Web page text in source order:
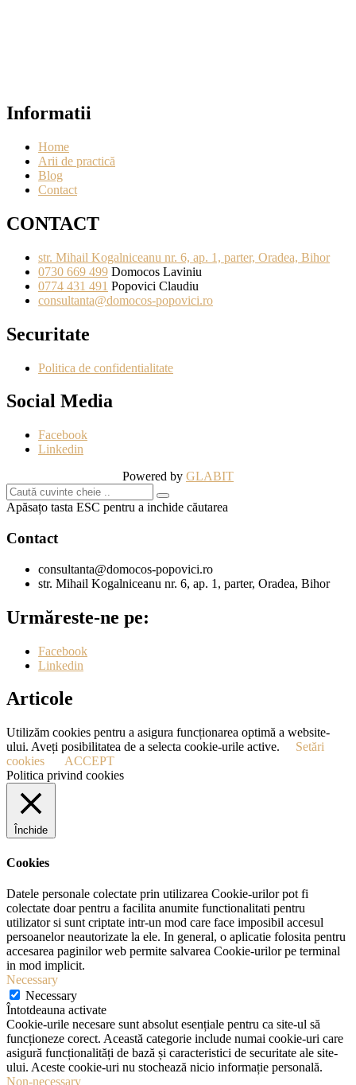
Informatii
Home
Arii de practică
Blog
Contact
CONTACT
str. Mihail Kogalniceanu nr. 6, ap. 1, parter, Oradea, Bihor
0730 669 499 Domocos Laviniu
0774 431 491 Popovici Claudiu
consultanta@domocos-popovici.ro
Securitate
Politica de confidentialitate
Social Media
Facebook
Linkedin
Powered by GLABIT
Apăsațo tasta ESC pentru a inchide căutarea
Contact
consultanta@domocos-popovici.ro
str. Mihail Kogalniceanu nr. 6, ap. 1, parter, Oradea, Bihor
Urmăreste-ne pe:
Facebook
Linkedin
Articole
Utilizăm cookies pentru a asigura funcționarea optimă a website-
ului. Aveți posibilitatea de a selecta cookie-urile active.
Setări
cookies
ACCEPT
Politica privind cookies
Închide
Cookies
Datele personale colectate prin utilizarea Cookie-urilor pot fi
colectate doar pentru a facilita anumite functionalitati pentru
utilizator si sunt criptate intr-un mod care face imposibil accesul
persoanelor neautorizate la ele. In general, o aplicatie folosita pentru
accesarea paginilor web permite salvarea Cookie-urilor pe terminal
in mod implicit.
Necessary
Necessary
Întotdeauna activate
Cookie-urile necesare sunt absolut esențiale pentru ca site-ul să
funcționeze corect. Această categorie include numai cookie-uri care
asigură funcționalități de bază și caracteristici de securitate ale site-
ului. Aceste cookie-uri nu stochează nicio informație personală.
Non-necessary